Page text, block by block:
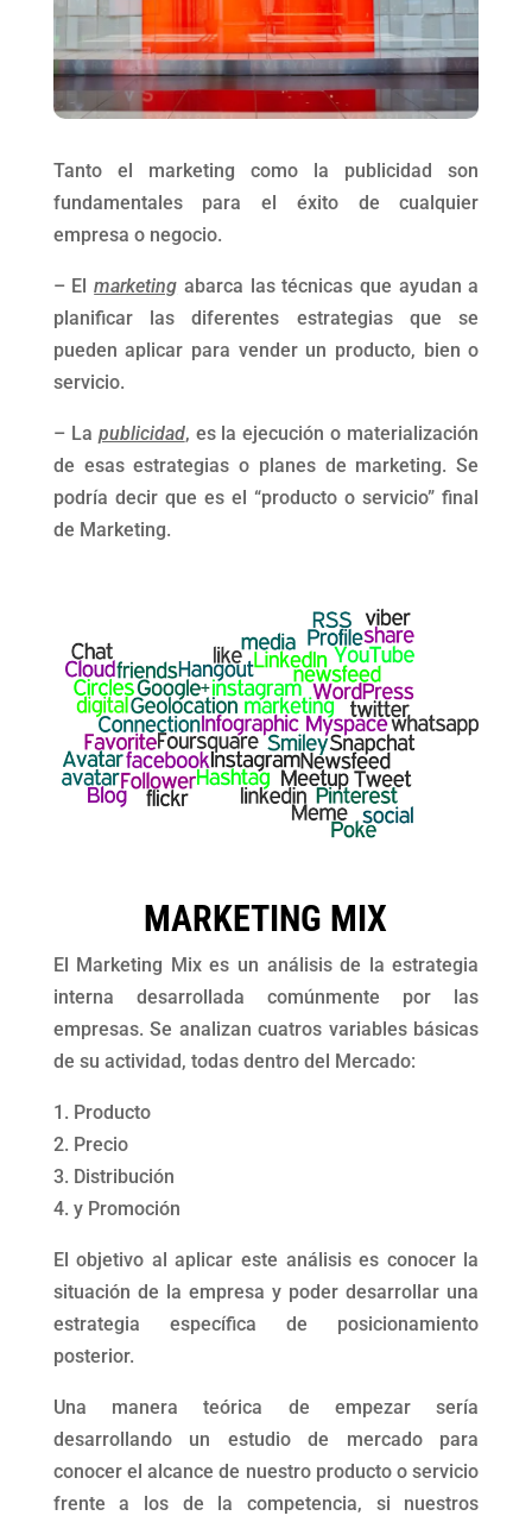
Tanto el marketing como la publicidad son
fundamentales para el éxito de cualquier
empresa o negocio.
– Elmarketing abarca las técnicas que ayudan a
planificar las diferentes estrategias que se
pueden aplicar para vender un producto, bien o
servicio.
– La publicidad, es la ejecución o materialización
de esas estrategias o planes de marketing. Se
podría decir que es el “producto o servicio” final
de Marketing.
MARKETING MIX
El Marketing Mix es un análisis de la estrategia
interna desarrollada comúnmente por las
empresas. Se analizan cuatros variables básicas
de su actividad, todas dentro del Mercado:
1. Producto
2. Precio
3. Distribución
4. y Promoción
El objetivo al aplicar este análisis es conocer la
situación de la empresa y poder desarrollar una
estrategia específica de posicionamiento
posterior.
Una manera teórica de empezar sería
desarrollando un estudio de mercado para
conocer el alcance de nuestro producto o servicio
frente a los de la competencia, si nuestros